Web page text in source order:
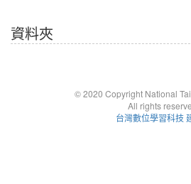
資料夾
© 2020 Copyright National
All rights
台灣數位學習科技